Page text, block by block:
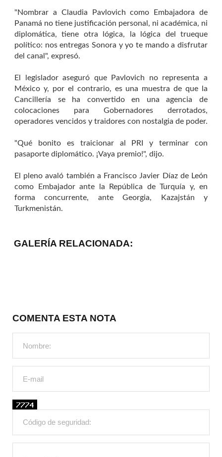
"Nombrar a Claudia Pavlovich como Embajadora de
Panamá no tiene justificación personal, ni académica, ni
diplomática, tiene otra lógica, la lógica del trueque
político: nos entregas Sonora y yo te mando a disfrutar
del canal", expresó.
El legislador aseguró que Pavlovich no representa a
México y, por el contrario, es una muestra de que la
Cancillería se ha convertido en una agencia de
colocaciones para Gobernadores derrotados,
operadores vencidos y traidores con nostalgia de poder.
"Qué bonito es traicionar al PRI y terminar con
pasaporte diplomático. ¡Vaya premio!", dijo.
El pleno avaló también a Francisco Javier Díaz de León
como Embajador ante la República de Turquía y, en
forma concurrente, ante Georgia, Kazajstán y
Turkmenistán.
GALERÍA RELACIONADA:
COMENTA ESTA NOTA